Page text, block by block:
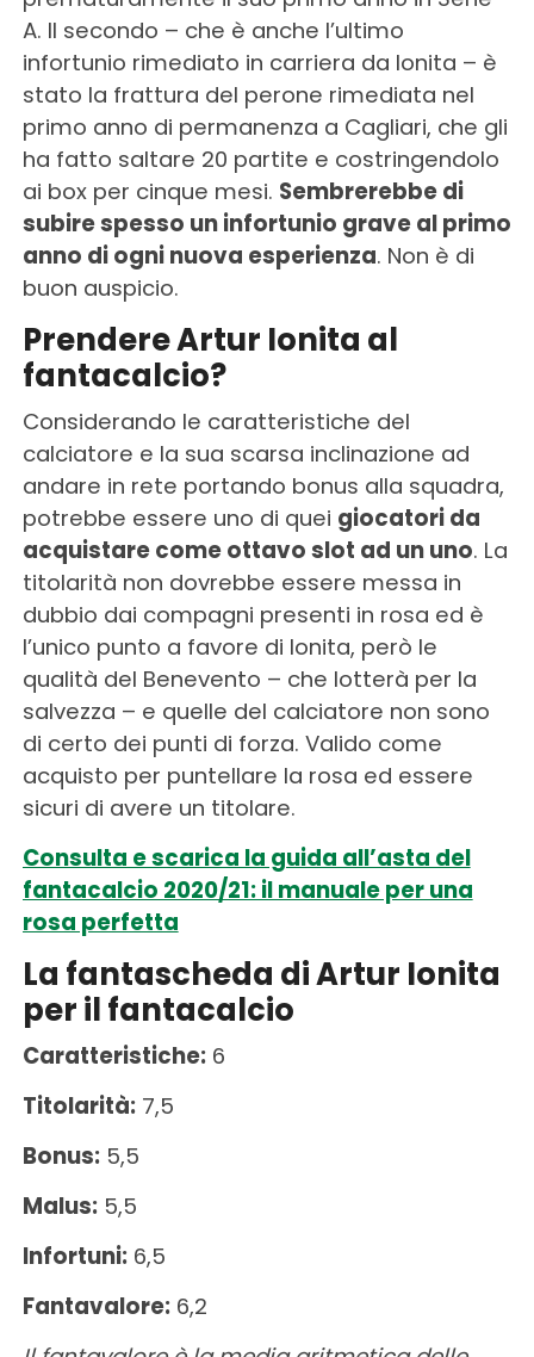
A. Il secondo – che è anche l’ultimo
infortunio rimediato in carriera da Ionita – è
stato la frattura del perone rimediata nel
primo anno di permanenza a Cagliari, che gli
ha fatto saltare 20 partite e costringendolo
ai box per cinque mesi. Sembrerebbe di
subire spesso un infortunio grave al primo
anno di ogni nuova esperienza. Non è di
buon auspicio.
Prendere Artur Ionita al
fantacalcio?
Considerando le caratteristiche del
calciatore e la sua scarsa inclinazione ad
andare in rete portando bonus alla squadra,
potrebbe essere uno di quei giocatori da
acquistare come ottavo slot ad un uno. La
titolarità non dovrebbe essere messa in
dubbio dai compagni presenti in rosa ed è
l’unico punto a favore di Ionita, però le
qualità del Benevento – che lotterà per la
salvezza – e quelle del calciatore non sono
di certo dei punti di forza. Valido come
acquisto per puntellare la rosa ed essere
sicuri di avere un titolare.
Consulta e scarica la guida all’asta del
fantacalcio 2020/21: il manuale per una
rosa perfetta
La fantascheda di Artur Ionita
per il fantacalcio
Caratteristiche:6
Titolarità:7,5
Bonus:5,5
Malus:5,5
Infortuni:6,5
Fantavalore:6,2